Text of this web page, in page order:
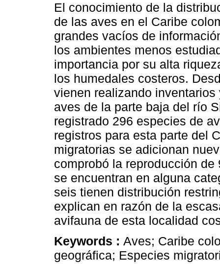
El conocimiento de la
de las aves en el Caribe
grandes vacíos de
los ambientes menos
importancia por su alta
los humedales costeros.
vienen realizando
aves de la parte baja del río
registrado 296 especies de
registros para esta parte del
migratorias se adicionan
comprobó la reproducción
se encuentran en alguna
seis tienen distribución
explican en razón de la
avifauna de esta localidad
Keywords : Aves; Caribe
geográfica; Especies